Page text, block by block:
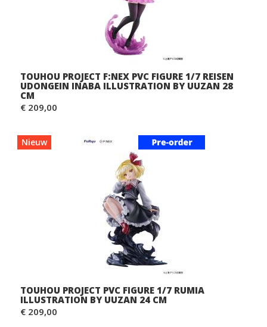
TOUHOU PROJECT F:NEX PVC FIGURE 1/7 REISEN
UDONGEIN INABA ILLUSTRATION BY UUZAN 28
CM
€ 209,00
Nieuw
TOUHOU PROJECT PVC FIGURE 1/7 RUMIA
ILLUSTRATION BY UUZAN 24 CM
€ 209,00